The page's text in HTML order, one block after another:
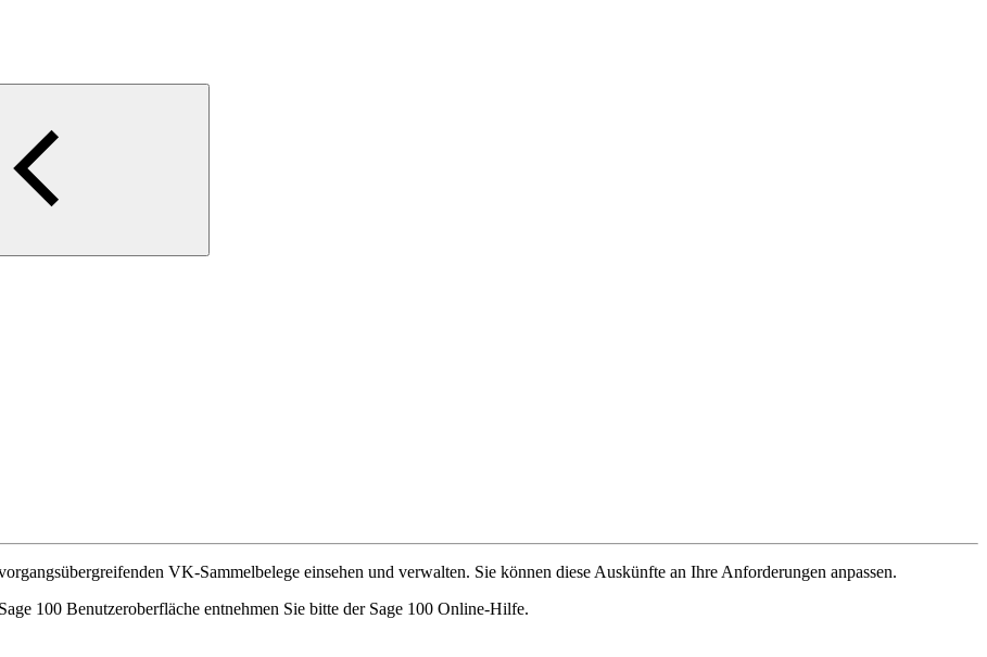
VK-Sammelbelege einsehen und verwalten. Sie können diese Auskünfte an Ihre Anforderungen anpassen.
100 Benutzeroberfläche entnehmen Sie bitte der Sage 100 Online-Hilfe.